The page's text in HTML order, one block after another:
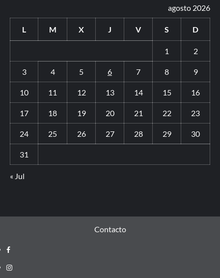
agosto 2026
L M X J V S D
1 2
3 4 5 6 7 8 9
10 11 12 13 14 15 16
17 18 19 20 21 22 23
24 25 26 27 28 29 30
31
« Jul
Contacto